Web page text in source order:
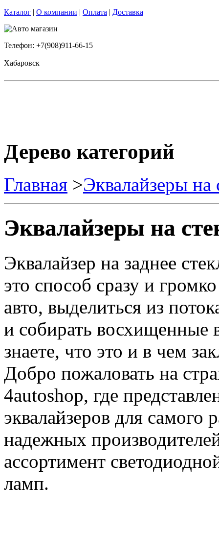
Каталог | О компании | Оплата | Доставка
Телефон: +7(908)911-66-15
Хабаровск
Дерево категорий
Главная >Эквалайзеры на
Эквалайзеры на
Эквалайзер на заднее
это способ сразу и
авто, выделиться из
и собирать
знаете, что это и в чем
Добро пожаловать на
4autoshop, где
эквалайзеров для самого
надежных
ассортимент
ламп.